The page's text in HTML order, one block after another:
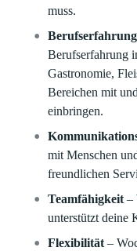
muss.
Berufserfahrung
Berufserfahrung
Gastronomie,
Bereichen mit
einbringen.
mit Menschen
freundlichen
Teamfähigkeit –
unterstützt deine
Flexibilität –